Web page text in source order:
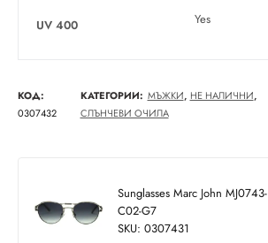
UV 400 Yes
КОД:
0307432
КАТЕГОРИИ: МЪЖКИ, НЕ НАЛИЧНИ,
СЛЪНЧЕВИ ОЧИЛА
Sunglasses Marc John MJ0743-
C02-G7
SKU: 0307431